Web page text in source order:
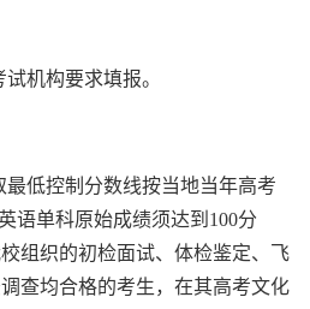
机构要求填报。
最低控制分数线按当地当年高考
语单科原始成绩须达到 100分
组织的初检面试、体检鉴定、飞
查均合格的考生，在其高考文化